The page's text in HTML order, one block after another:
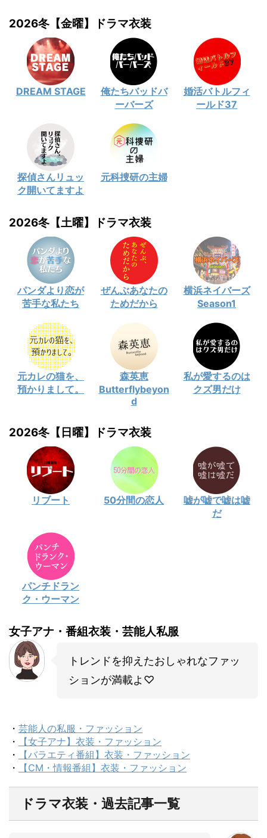
2026冬【金曜】ドラマ衣装
DREAM STAGE
俺たちバッドバ
ーバーズ
婚活バトルフィ
ールド37
探偵さんリュッ
ク開いてますよ
元科捜研の主婦
2026冬【土曜】ドラマ衣装
パンダより恋が
苦手な私たち
ぜんぶあなたの
ためだから
横浜ネイバーズ
Season1
元カレの猫を、
預かりまして。
森英恵
Butterflybeyon
d
私が愛するのは
クズ男だけ
2026冬【日曜】ドラマ衣装
リブート 50分間の恋人
嘘が嘘で嘘は嘘
だ
パンチドラン
ク・ウーマン
女子アナ・番組衣装・芸能人私服
トレンドを抑えたおしゃれなファッ
ションが満載よ♡
・ 芸能人の私服・ファッション
・
【女子アナ】衣装・ファッション
・
【バラエティ番組】衣装・ファッション
・
【CM・情報番組】衣装・ファッション
ドラマ衣装・過去記事一覧